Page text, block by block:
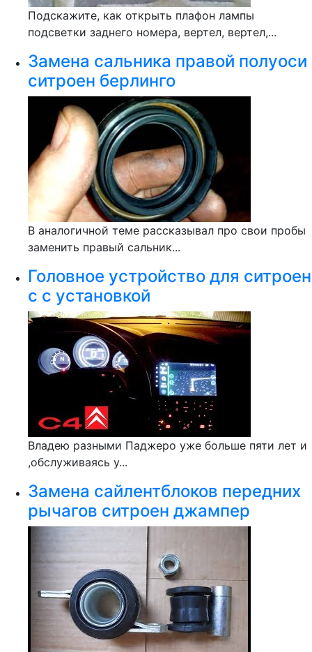
Подскажите, как открыть плафон лампы
подсветки заднего номера, вертел, вертел,...
Замена сальника правой полуоси
ситроен берлинго
В аналогичной теме рассказывал про свои пробы
заменить правый сальник...
Головное устройство для ситроен
с с установкой
Владею разными Паджеро уже больше пяти лет и
,обслуживаясь у...
Замена сайлентблоков передних
рычагов ситроен джампер